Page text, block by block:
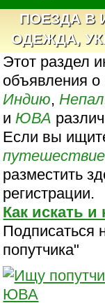
ПОЕЗДА В
ОДЕЖДА,
Этот раздел
объявления о
Индию,Непал
иЮВА
Если вы
путешествие
разместить
регистрации.
Как искать и
Подписаться
попутчика"